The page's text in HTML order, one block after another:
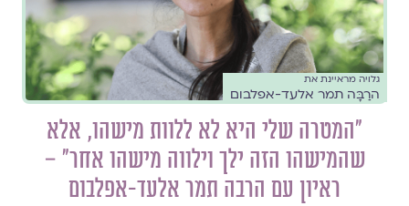
גלויה מראיינת את
הרַבָּה תמר אלעד-אפלבום
"המטרה שלי היא לא ללוות מישהו, אלא
שהמישהו הזה ילך וילווה מישהו אחר" –
ראיון עם הרבה תמר אלעד-אפלבום